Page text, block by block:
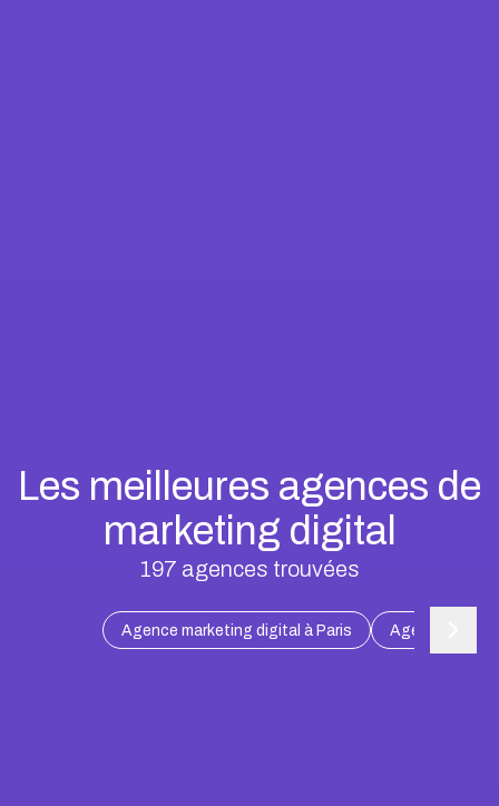
Les meilleures agences de
marketing digital
197 agences trouvées
Agence marketing digital à Paris Agence